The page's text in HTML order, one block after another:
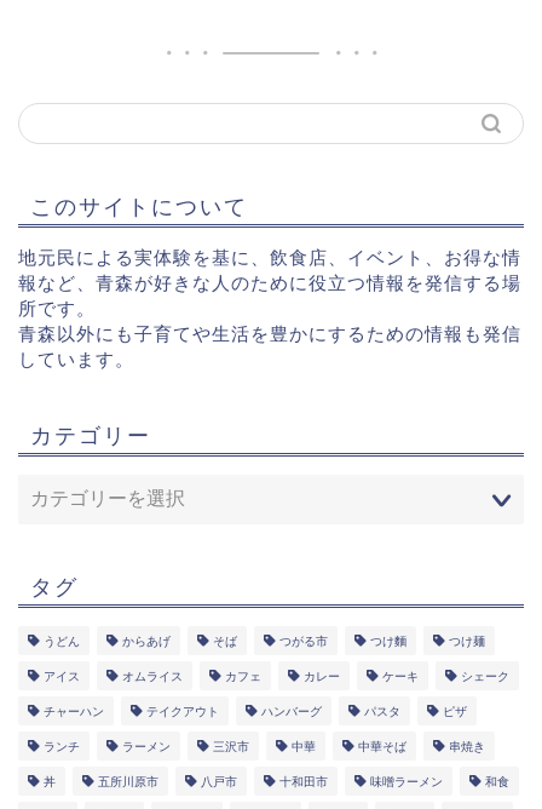
このサイトについて
地元民による実体験を基に、飲食店、イベント、お得な情
報など、青森が好きな人のために役立つ情報を発信する場
所です。
青森以外にも子育てや生活を豊かにするための情報も発信
しています。
カテゴリー
タグ
うどん からあげ そば つがる市 つけ麵 つけ麺
アイス オムライス カフェ カレー ケーキ シェーク
チャーハン テイクアウト ハンバーグ パスタ ピザ
ランチ ラーメン 三沢市 中華 中華そば 串焼き
丼 五所川原市 八戸市 十和田市 味噌ラーメン 和食